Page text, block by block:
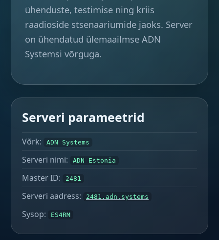
ühenduste, testimise ning kriis
raadioside stsenaariumide jaoks. Server
on ühendatud ülemaailmse ADN
Systemsi võrguga.
Serveri parameetrid
Võrk: ADN Systems
Serveri nimi: ADN Estonia
Master ID: 2481
Serveri aadress: 2481.adn.systems
Sysop: ES4RM